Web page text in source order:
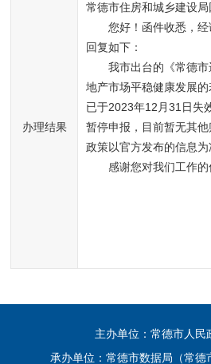
办理结果
常德市住房和城乡建设局
您好！函件收悉，
回复如下：
我市出台的《常德
地产市场平稳健康发展的
已于2023年12月31日失
暂停申报，目前暂无其
政策以官方发布的信息为
感谢您对我们工作的
主办单位：常德市人民
承办单位：常德市数据局（常德